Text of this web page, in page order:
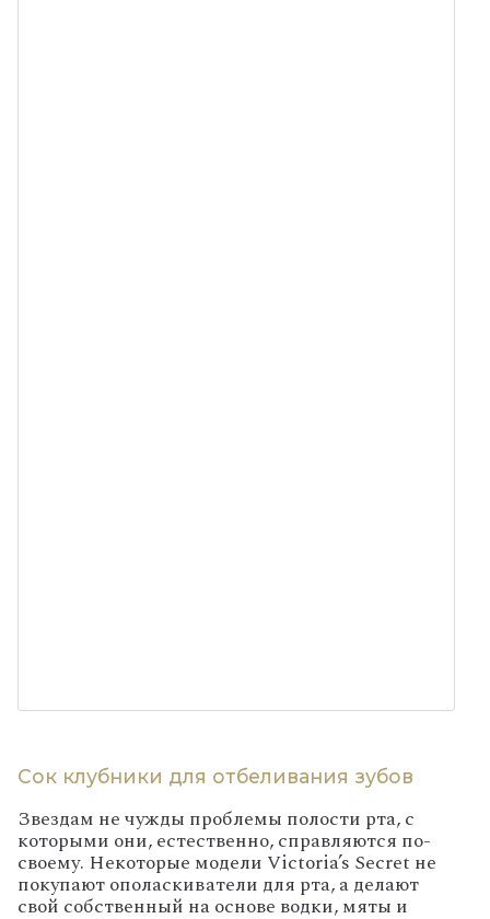
Сок клубники для отбеливания зубов
Звездам не чужды проблемы полости рта, с
которыми они, естественно, справляются по-
своему. Некоторые модели Victoria’s Secret не
покупают ополаскиватели для рта, а делают
свой собственный на основе водки, мяты и